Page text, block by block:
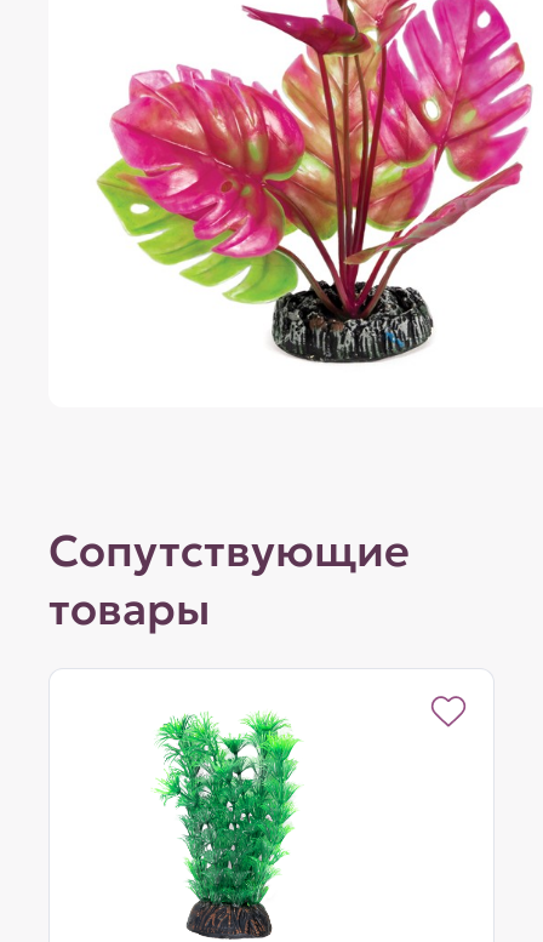
Сопутствующие
товары